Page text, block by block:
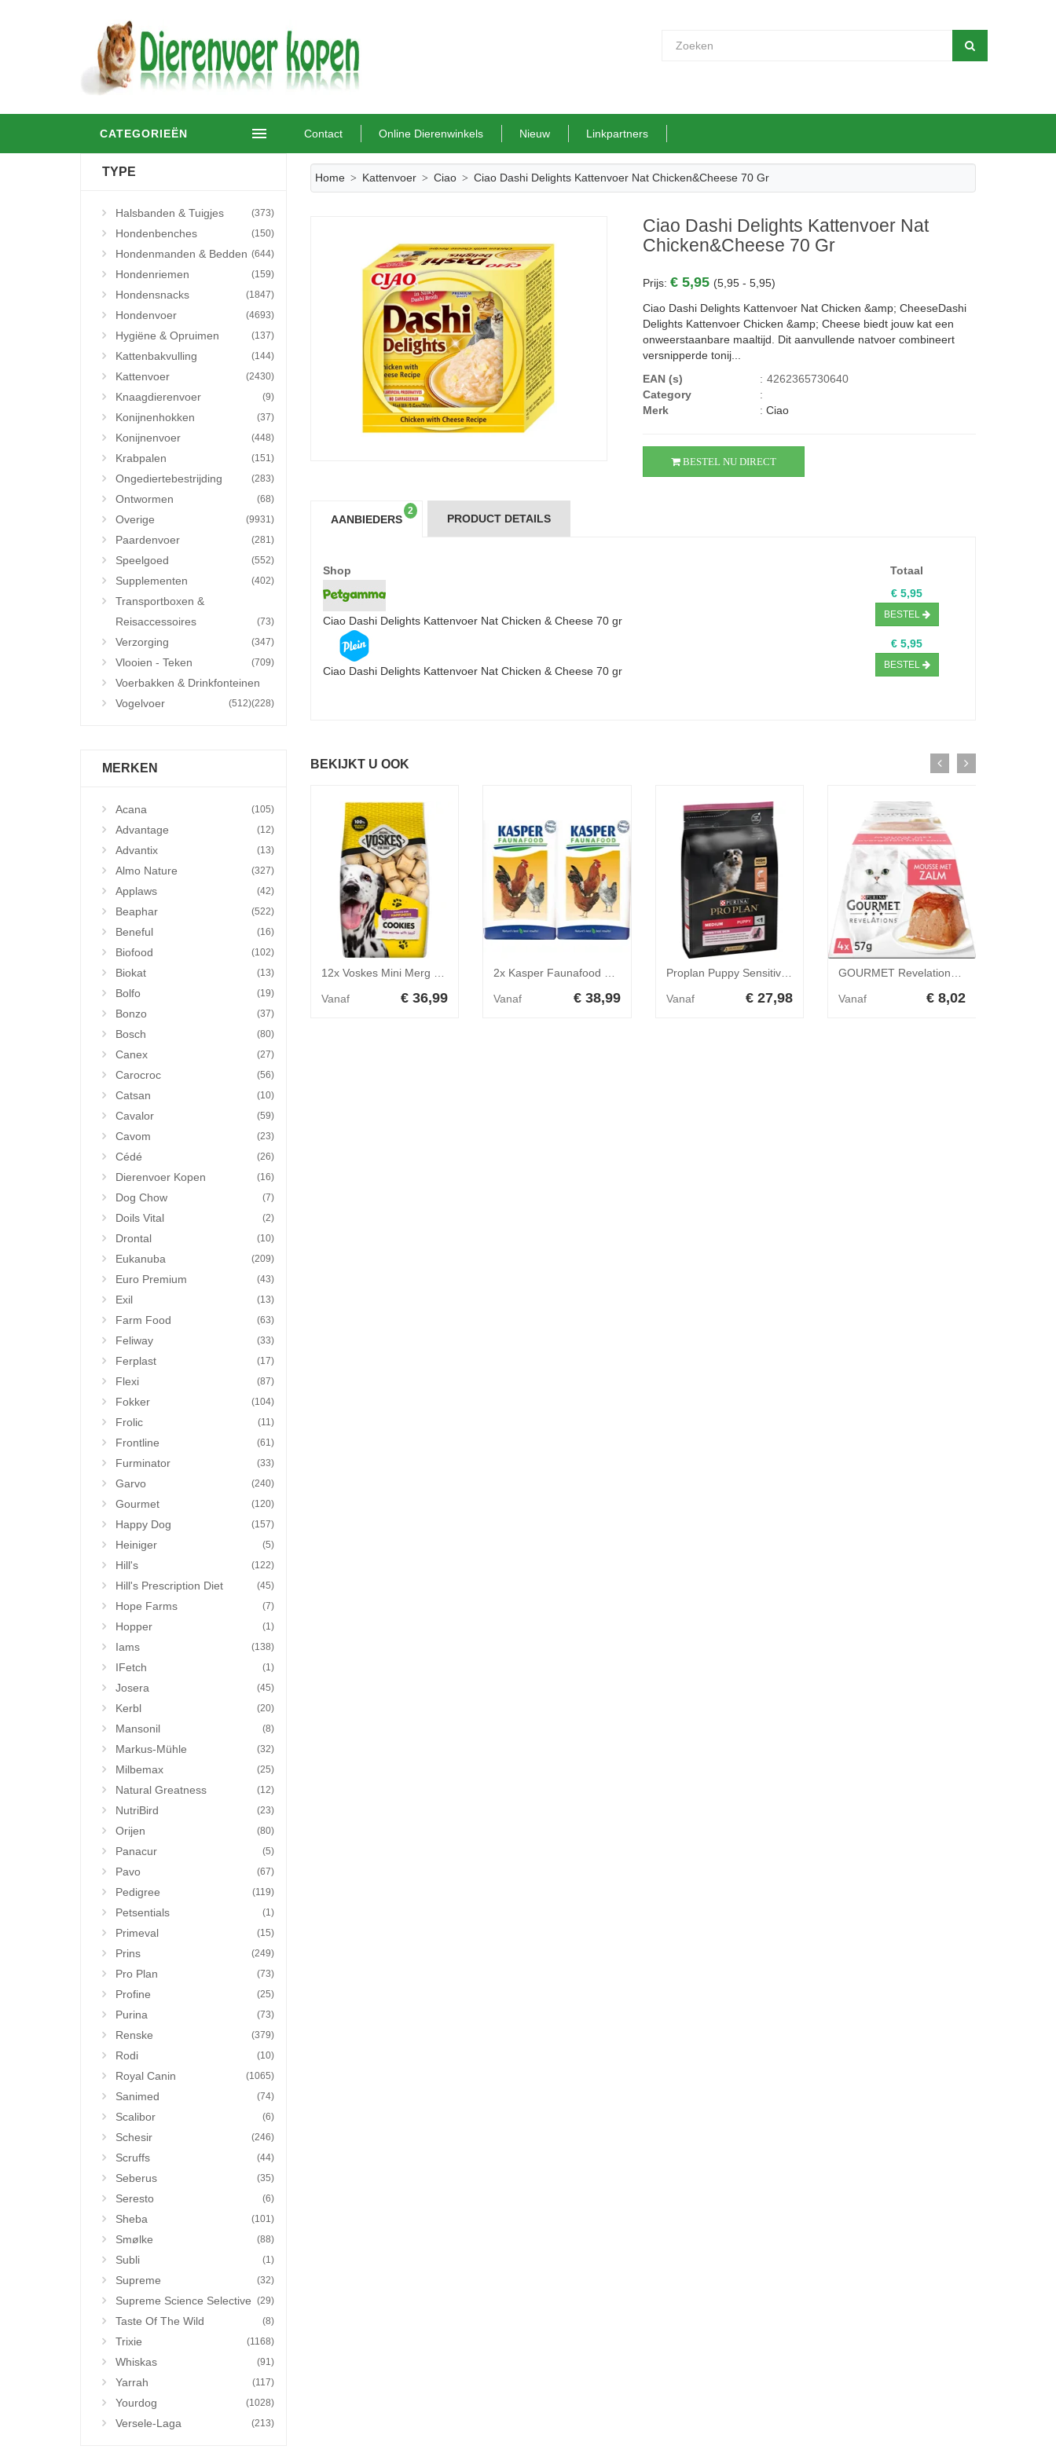
CATEGORIEËN Contact Online Dierenwinkels Nieuw Linkpartners
TYPE
Halsbanden & Tuigjes (373)
Hondenbenches (150)
Hondenmanden & Bedden (644)
Hondenriemen (159)
Hondensnacks (1847)
Hondenvoer (4693)
Hygiëne & Opruimen (137)
Kattenbakvulling (144)
Kattenvoer (2430)
Knaagdierenvoer (9)
Konijnenhokken (37)
Konijnenvoer (448)
Krabpalen (151)
Ongediertebestrijding (283)
Ontwormen (68)
Overige (9931)
Paardenvoer (281)
Speelgoed (552)
Supplementen (402)
Transportboxen &
Reisaccessoires
(73)
Verzorging (347)
Vlooien - Teken (709)
Voerbakken & Drinkfonteinen
(228)
Vogelvoer (512)
MERKEN
Acana (105)
Advantage (12)
Advantix (13)
Almo Nature (327)
Applaws (42)
Beaphar (522)
Beneful (16)
Biofood (102)
Biokat (13)
Bolfo (19)
Bonzo (37)
Bosch (80)
Canex (27)
Carocroc (56)
Catsan (10)
Cavalor (59)
Cavom (23)
Cédé (26)
Dierenvoer Kopen (16)
Dog Chow (7)
Doils Vital (2)
Drontal (10)
Eukanuba (209)
Euro Premium (43)
Exil (13)
Farm Food (63)
Feliway (33)
Ferplast (17)
Flexi (87)
Fokker (104)
Frolic (11)
Frontline (61)
Furminator (33)
Garvo (240)
Gourmet (120)
Happy Dog (157)
Heiniger (5)
Hill's (122)
Hill's Prescription Diet (45)
Hope Farms (7)
Hopper (1)
Iams (138)
IFetch (1)
Josera (45)
Kerbl (20)
Mansonil (8)
Markus-Mühle (32)
Milbemax (25)
Natural Greatness (12)
NutriBird (23)
Orijen (80)
Panacur (5)
Pavo (67)
Pedigree (119)
Petsentials (1)
Primeval (15)
Prins (249)
Pro Plan (73)
Profine (25)
Purina (73)
Renske (379)
Rodi (10)
Royal Canin (1065)
Sanimed (74)
Scalibor (6)
Schesir (246)
Scruffs (44)
Seberus (35)
Seresto (6)
Sheba (101)
Smølke (88)
Subli (1)
Supreme (32)
Supreme Science Selective (29)
Taste Of The Wild (8)
Trixie (1168)
Whiskas (91)
Yarrah (117)
Yourdog (1028)
Versele-Laga (213)
Home Kattenvoer Ciao Ciao Dashi Delights Kattenvoer Nat Chicken&Cheese 70 Gr
Ciao Dashi Delights Kattenvoer Nat
Chicken&Cheese 70 Gr
Prijs:€ 5,95 (5,95 - 5,95)
Ciao Dashi Delights Kattenvoer Nat Chicken &amp; CheeseDashi
Delights Kattenvoer Chicken &amp; Cheese biedt jouw kat een
onweerstaanbare maaltijd. Dit aanvullende natvoer combineert
versnipperde tonij...
EAN (s)
: 4262365730640
Category
:
Merk
:Ciao
BESTEL NU DIRECT
AANBIEDERS
2
PRODUCT DETAILS
Shop Totaal
Ciao Dashi Delights Kattenvoer Nat Chicken & Cheese 70 gr
€ 5,95
BESTEL
Ciao Dashi Delights Kattenvoer Nat Chicken & Cheese 70 gr
€ 5,95
BESTEL
BEKIJKT U OOK
Vanaf € 36,99 Vanaf € 38,99
Proplan Puppy Sensitive Zalm & Rijst 3 kg
Vanaf € 27,98 Vanaf € 8,02